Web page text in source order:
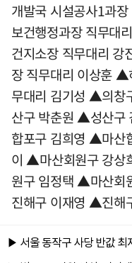
개발국 시설공사1과
보건행정과장 직무대
건지소장 직무대리
장 직무대리 이상훈 ▲
무대리 김기성 ▲의
산구 박춘원 ▲성산
합포구 김희영 ▲마산
이 ▲마산회원구 강
원구 임정택 ▲마산
진해구 이재영 ▲진해